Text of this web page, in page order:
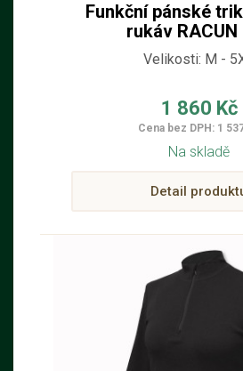
Funkční pánské
rukáv RACUN
Velikosti: M -
1 860 Kč
Cena bez DPH: 1
Na skladě
Detail